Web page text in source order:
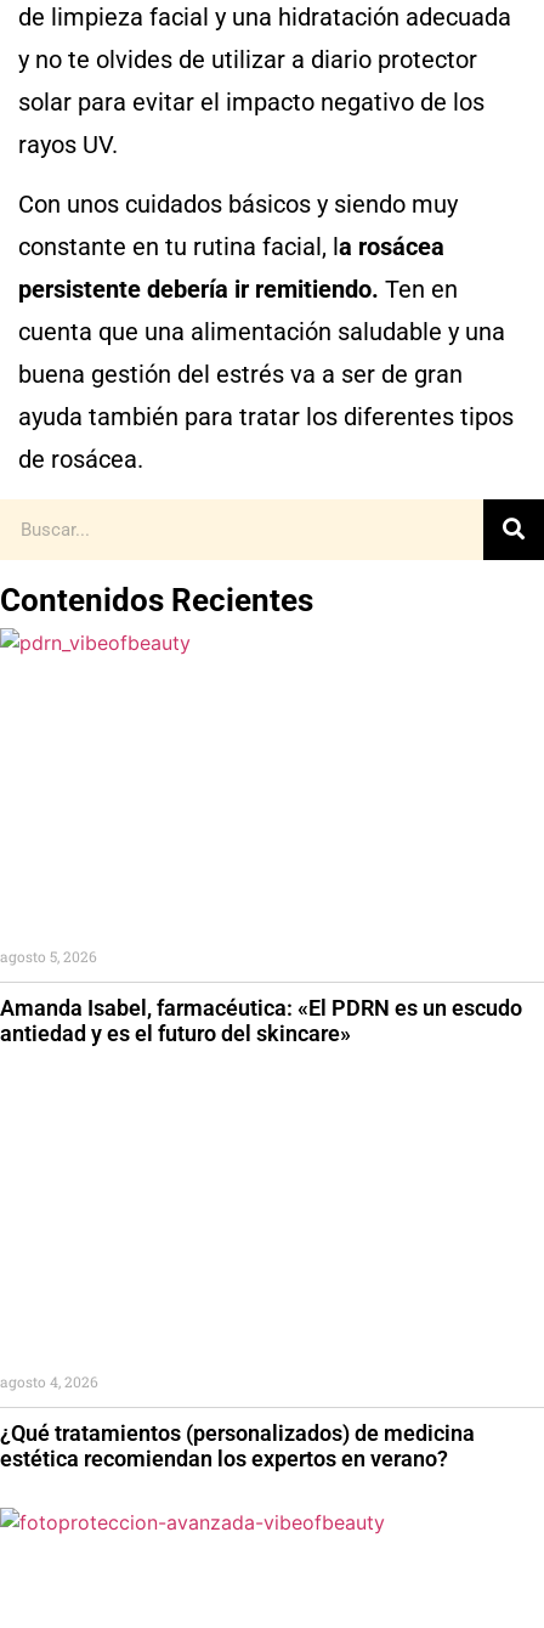
de limpieza facial y una hidratación adecuada
y no te olvides de utilizar a diario protector
solar para evitar el impacto negativo de los
rayos UV.
Con unos cuidados básicos y siendo muy
constante en tu rutina facial, la rosácea
persistente debería ir remitiendo. Ten en
cuenta que una alimentación saludable y una
buena gestión del estrés va a ser de gran
ayuda también para tratar los diferentes tipos
de rosácea.
Contenidos Recientes
Amanda Isabel, farmacéutica: «El PDRN es un escudo
antiedad y es el futuro del skincare»
agosto 5, 2026
¿Qué tratamientos (personalizados) de medicina
estética recomiendan los expertos en verano?
agosto 4, 2026